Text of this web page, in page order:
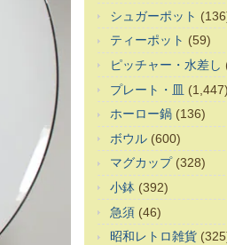
シュガーポット
ティーポット (59)
ピッチャー・水差し
プレート・皿 (1,447)
ホーロー鍋 (136)
ボウル (600)
マグカップ(328)
小鉢 (392)
急須 (46)
昭和レトロ雑貨